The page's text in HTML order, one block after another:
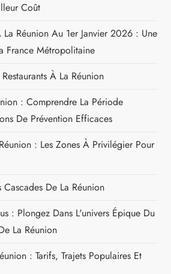
Coût
La Réunion Au 1er Janvier 2026 : Une
France Métropolitaine
À La Réunion
: Comprendre La Période
De Prévention Efficaces
: Les Zones À Privilégier Pour
Cascades De La Réunion
: Plongez Dans L'univers Épique Du
La Réunion
: Tarifs, Trajets Populaires Et